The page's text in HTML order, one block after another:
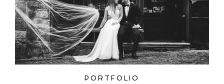
PORTFOLIO